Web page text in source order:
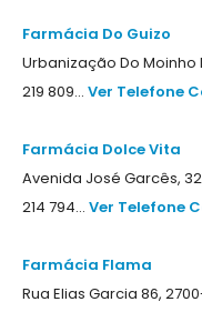
Farmácia Do Guizo
Urbanização Do Moinho
219 809... Ver Telefone
Farmácia Dolce Vita
Avenida José Garcês,
214 794... Ver Telefone
Farmácia Flama
Rua Elias Garcia 86,